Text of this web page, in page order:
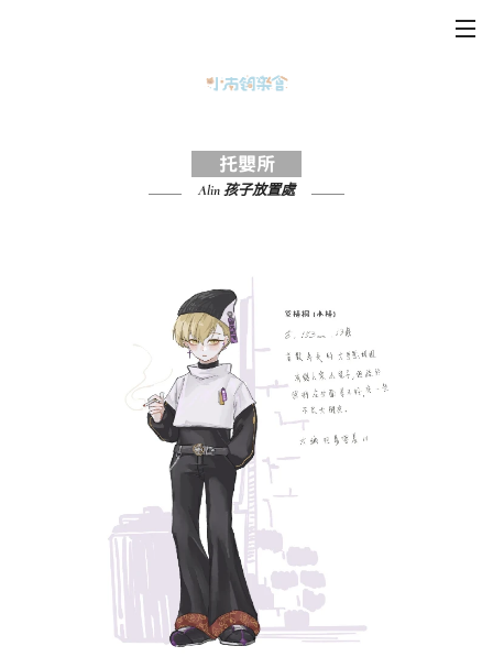
托嬰所
Alin 孩子放置處